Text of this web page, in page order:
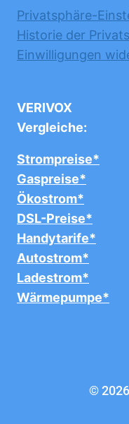
Privatsphäre-
Historie der
Einwilligungen
VERIVOX
Vergleiche:
Strompreise*
Gaspreise*
Ökostrom*
DSL-Preise*
Handytarife*
Autostrom*
Ladestrom*
Wärmepumpe*
©